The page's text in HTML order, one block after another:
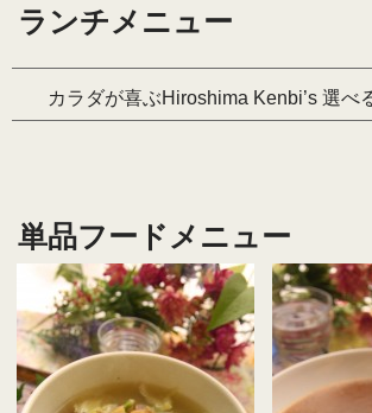
ランチメニュー
カラダが喜ぶHiroshima Kenbi’s 選べ
単品フードメニュー